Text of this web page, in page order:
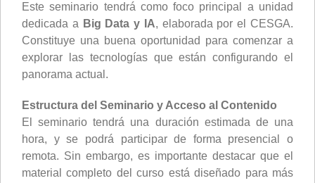
Este seminario tendrá como foco principal a unidad
dedicada a Big Data y IA, elaborada por el CESGA.
Constituye una buena oportunidad para comenzar a
explorar las tecnologías que están configurando el
panorama actual.
Estructura del Seminario y Acceso al Contenido
El seminario tendrá una duración estimada de una
hora, y se podrá participar de forma presencial o
remota. Sin embargo, es importante destacar que el
material completo del curso está diseñado para más